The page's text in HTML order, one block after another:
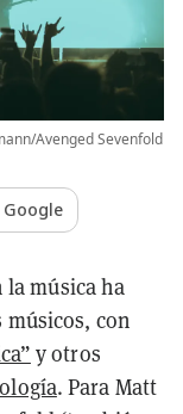
Avenged Sevenfold
música ha
con
y otros
. Para Matt